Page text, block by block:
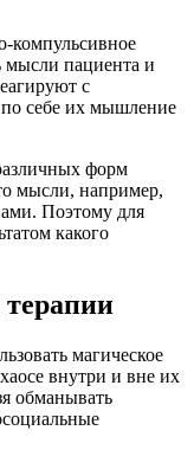
компульсивное
мысли пациента и
с
себе их мышление
форм
мысли, например,
Поэтому для
какого
магическое
внутри и вне их
обманывать